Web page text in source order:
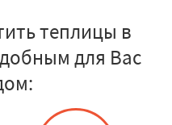
теплицы в
для Вас